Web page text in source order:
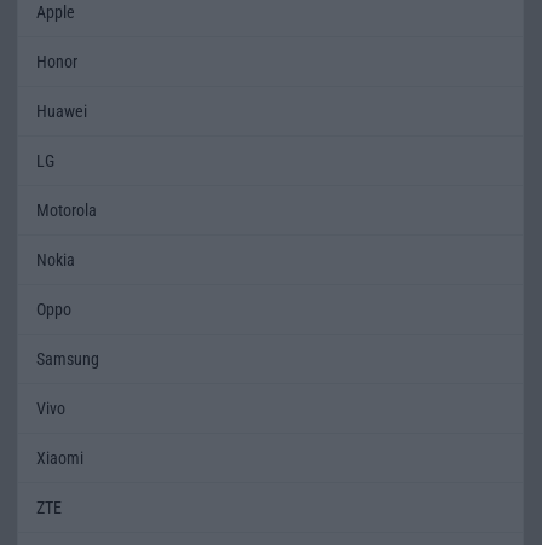
Apple
Honor
Huawei
LG
Motorola
Nokia
Oppo
Samsung
Vivo
Xiaomi
ZTE